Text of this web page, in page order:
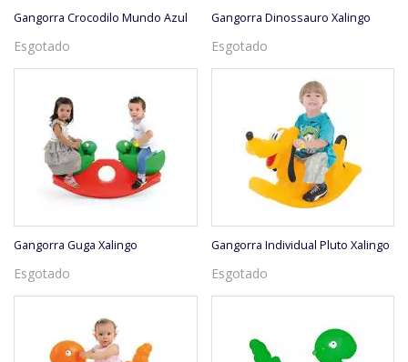
Gangorra Crocodilo Mundo Azul
Esgotado
Gangorra Dinossauro Xalingo
Esgotado
Gangorra Guga Xalingo
Esgotado
Gangorra Individual Pluto Xalingo
Esgotado